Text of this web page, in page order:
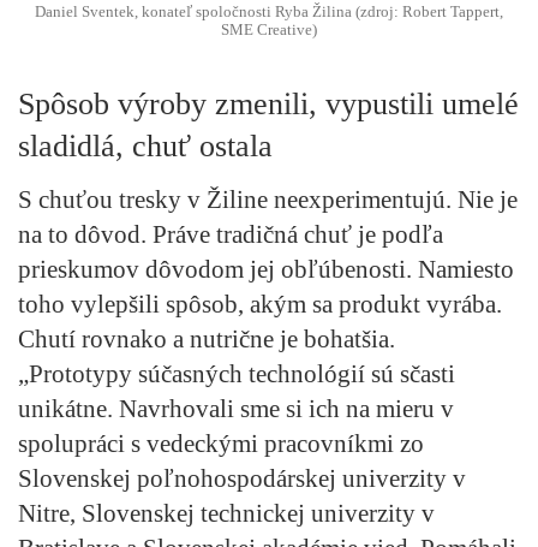
Daniel Sventek, konateľ spoločnosti Ryba Žilina (zdroj: Robert Tappert,
SME Creative)
Spôsob výroby zmenili, vypustili umelé
sladidlá, chuť ostala
S chuťou tresky v Žiline neexperimentujú. Nie je
na to dôvod. Práve tradičná chuť je podľa
prieskumov dôvodom jej obľúbenosti. Namiesto
toho vylepšili spôsob, akým sa produkt vyrába.
Chutí rovnako a nutrične je bohatšia.
„Prototypy súčasných technológií sú sčasti
unikátne. Navrhovali sme si ich na mieru v
spolupráci s vedeckými pracovníkmi zo
Slovenskej poľnohospodárskej univerzity v
Nitre, Slovenskej technickej univerzity v